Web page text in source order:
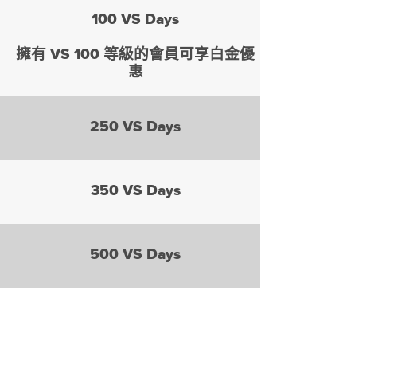
100 VS Days
擁有 VS 100 等級的會員可享白金優
惠
250 VS Days
350 VS Days
500 VS Days